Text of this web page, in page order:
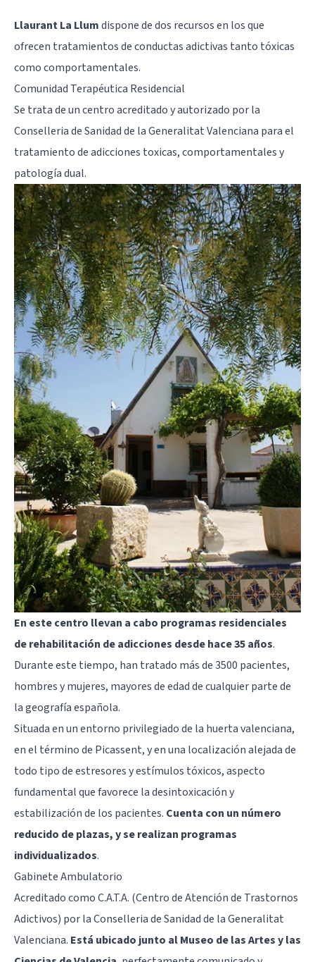
Llaurant La Llumdispone de dos recursos en los que
ofrecen tratamientos de conductas adictivas tanto tóxicas
como comportamentales.
Comunidad Terapéutica Residencial
Se trata de un centro acreditado y autorizado por la
Conselleria de Sanidad de la Generalitat Valenciana para el
tratamiento deadicciones toxicas, comportamentales y
patología dual.
En este centro llevan a cabo programas residenciales
de rehabilitación de adicciones desde hace 35 años.
Durante este tiempo, han tratado más de 3500 pacientes,
hombres y mujeres, mayores de edad de cualquier parte de
la geografía española.
Situada en un entorno privilegiado de la huerta valenciana,
en el término de Picassent, y en una localización alejada de
todo tipo de estresores y estímulos tóxicos, aspecto
fundamental que favorece la desintoxicación y
estabilización de los pacientes. Cuenta con un número
reducido de plazas, y se realizan programas
individualizados.
Gabinete Ambulatorio
Acreditado como C.A.T.A. (Centro de Atención de Trastornos
Adictivos) por la Conselleria de Sanidad de la Generalitat
Valenciana. Está ubicado junto al Museo de las Artes y las